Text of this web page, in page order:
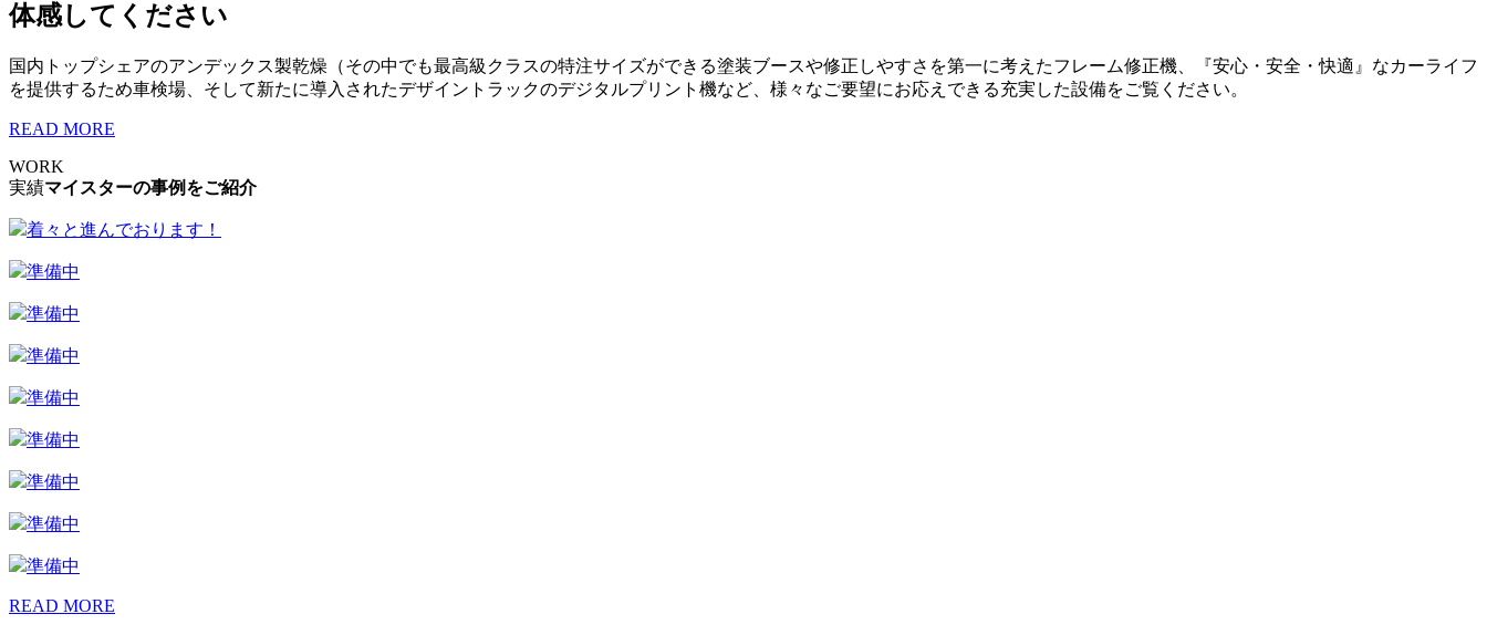
体感してください
国内トップシェアのアンデックス製乾燥（その中でも最高級クラスの特注サイズができる塗装ブースや修正しやすさを第一に考えたフレーム修正機、『安心・安全・快適』なカーライフ
を提供するため車検場、そして新たに導入されたデザイントラックのデジタルプリント機など、様々なご要望にお応えできる充実した設備をご覧ください。
READ MORE
WORK
実績マイスターの事例をご紹介
着々と進んでおります！
準備中
準備中
準備中
準備中
準備中
準備中
準備中
準備中
READ MORE